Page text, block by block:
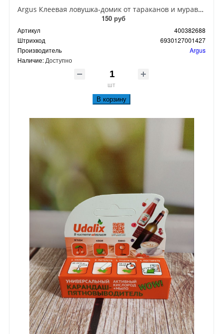
Argus Клеевая ловушка-домик от тараканов и муравьев
150 руб
Артикул
400382688
Штрихкод
6930127001427
Производитель
Argus
Наличие: Доступно
шт
В корзину